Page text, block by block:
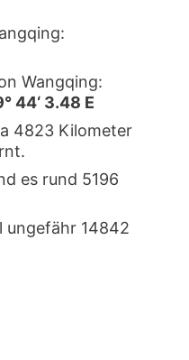
Wangqing:
44‘ 3.48 E
4823 Kilometer
es rund 5196
ungefähr 14842